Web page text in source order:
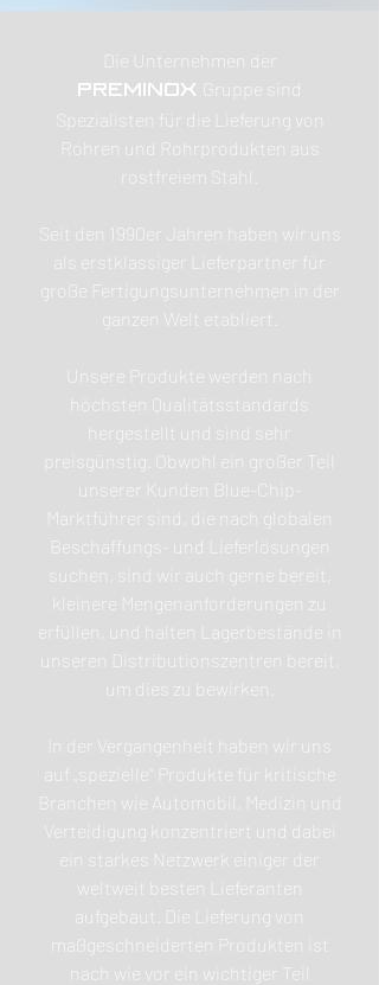
Die Unternehmen der
PREMINOX
Gruppe sind
Spezialisten für die Lieferung von
Rohren und Rohrprodukten aus
rostfreiem Stahl.
Seit den 1990er Jahren haben wir uns
als erstklassiger Lieferpartner für
große Fertigungsunternehmen in der
ganzen Welt etabliert.
Unsere Produkte werden nach
höchsten Qualitätsstandards
hergestellt und sind sehr
preisgünstig. Obwohl ein großer Teil
unserer Kunden Blue-Chip-
Marktführer sind, die nach globalen
Beschaffungs- und Lieferlösungen
suchen, sind wir auch gerne bereit,
kleinere Mengenanforderungen zu
erfüllen, und halten Lagerbestände in
unseren Distributionszentren bereit,
um dies zu bewirken.
In der Vergangenheit haben wir uns
auf „spezielle“ Produkte für kritische
Branchen wie Automobil, Medizin und
Verteidigung konzentriert und dabei
ein starkes Netzwerk einiger der
weltweit besten Lieferanten
aufgebaut. Die Lieferung von
maßgeschneiderten Produkten ist
nach wie vor ein wichtiger Teil